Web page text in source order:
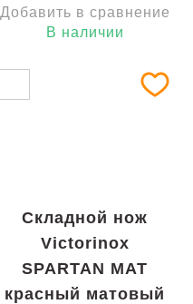
Добавить в сравнение
В наличии
Складной нож
Victorinox
SPARTAN MAT
красный матовый